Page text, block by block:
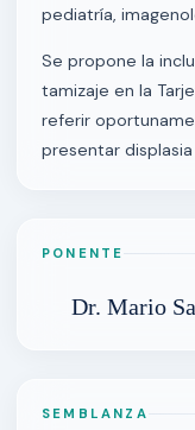
pediatría,
Se propone la
tamizaje en la
referir
presentar
PONENTE
Dr. Mario
SEMBLANZA